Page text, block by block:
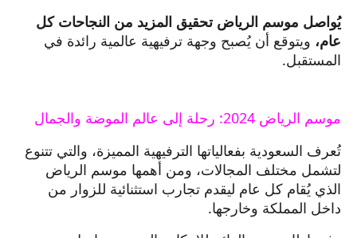
يُواصل موسم الرياض تحقيق المزيد من النجاحات كل
عام، ويتوقع أن يُصبح وجهة ترفيهية عالمية رائدة في
المستقبل.
موسم الرياض 2024: رحلة إلى عالم الموضة والجمال
تُعرف السعودية بفعالياتها الترفيهية المميزة، والتي تتنوع
لتشمل مختلف المجالات، ومن أهمها موسم الرياض
الذي يُقام كل عام ليقدم تجارب استثنائية للزوار من
داخل المملكة وخارجها.